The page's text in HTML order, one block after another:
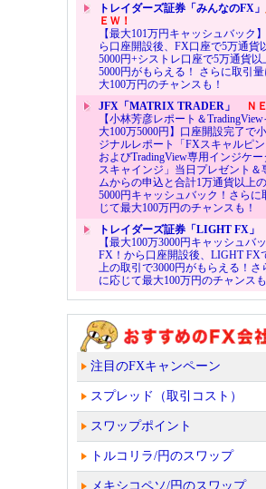
トレイダーズ証券「みんなのFX」
ＥＷ！
【最大101万円キャッシュバック
ら口座開設後、FX口座で5万通貨
5000円+シストレ口座で5万通貨
5000円がもらえる！ さらに取引
大100万円のチャンスも！
JFX「MATRIX TRADER」
ＮＥ
【小林芳彦レポート＆
大100万5000円】口座開設完了で
ジナルレポート「FXスキャルピン
およびTradingView専用インジケ
スキャインジ」当日プレゼント＆
ムからの申込と合計1万通貨以上
5000円キャッシュバック！さらに
じて最大100万円のチャンスも！
トレイダーズ証券「LIGHT FX」
【最大100万3000円キャッシュバ
FX！から口座開設後、LIGHT FX
上の取引で3000円がもらえる！さ
に応じて最大100万円のチャンスも
注目のFXキャンペーン
スプレッド（取引コスト）
スワップポイント
トルコリラ/円のスワップ
メキシコペソ/円のスワップ